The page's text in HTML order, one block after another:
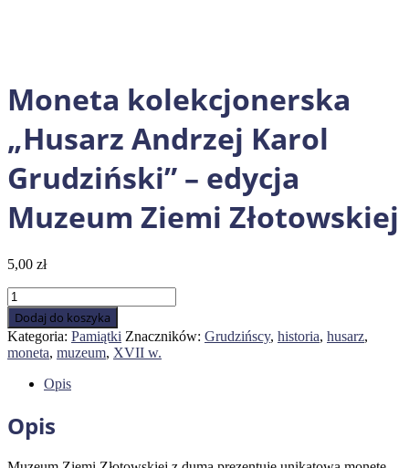
Moneta kolekcjonerska
„Husarz Andrzej Karol
Grudziński” – edycja
Muzeum Ziemi Złotowskiej
5,00 zł
ilość
Moneta
kolekcjonerska
„Husarz
Andrzej
Grudziński”
edycja
Muzeum
Ziemi
Dodaj do koszyka
Kategoria: Pamiątki Znaczników: Grudzińscy, historia, husarz,
moneta, muzeum, XVII w.
Opis
Opis